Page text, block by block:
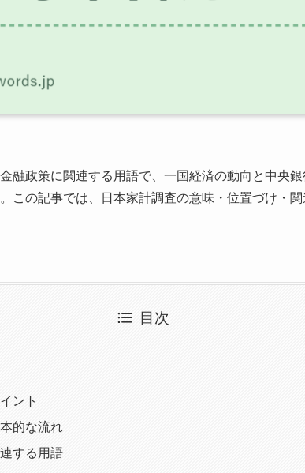
融政策に関連する用語で、一国経済の動向と中央
この記事では、日本家計調査の意味・位置づけ・
目次
ント
的な流れ
する用語